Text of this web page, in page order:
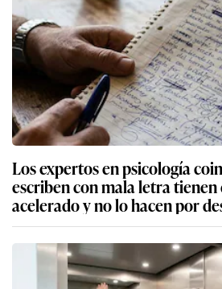
Los expertos en psicología
escriben con mala letra
acelerado y no lo hacen por